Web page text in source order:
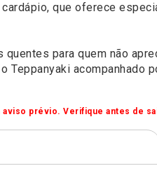
que oferece
para quem não
acompanhado
prévio. Verifique antes de